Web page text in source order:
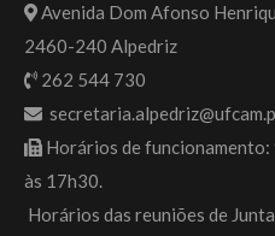
Avenida Dom Afonso
2460-240 Alpedriz
262 544 730
Horários de
às 17h30.
Horários das reuniões de